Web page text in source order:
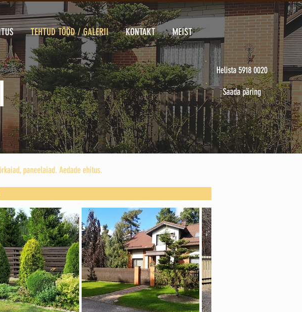
Saada päring
Helista 5918 0020
TEHTUD TÖÖD / GALERII KONTAKT MEIST
paneelaiad. Aedade ehitus.